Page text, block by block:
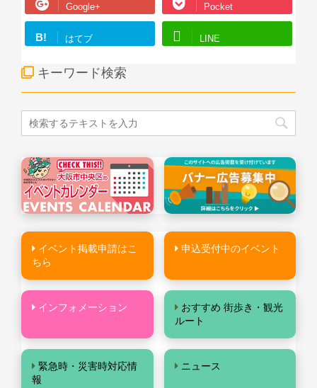
Google+ Pocket
B! はてブ LINE
キーワード検索
イベント掲載申請はこ
ちら
申込受付中のイベント
インフォメーション
おすすめ 街歩き・観光
ルート
緊急時・災害時対応情
報
ニュース